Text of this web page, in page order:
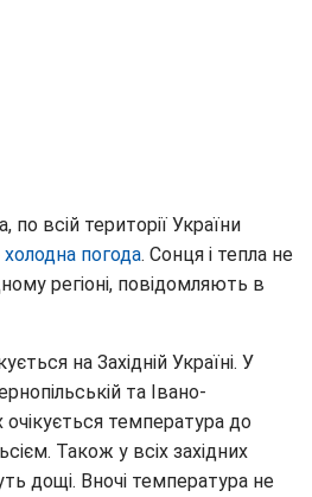
всій території України
холодна погода. Сонця і тепла не
регіоні, повідомляють в
на Західній Україні. У
та Івано-
очікується температура до
Також у всіх західних
дощі. Вночі температура не